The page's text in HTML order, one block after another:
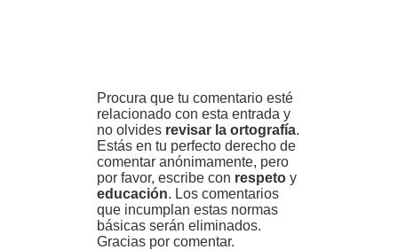
Procura que tu comentario esté
relacionado con esta entrada y
no olvides revisar la ortografía.
Estás en tu perfecto derecho de
comentar anónimamente, pero
por favor, escribe con respeto y
educación. Los comentarios
que incumplan estas normas
básicas serán eliminados.
Gracias por comentar.